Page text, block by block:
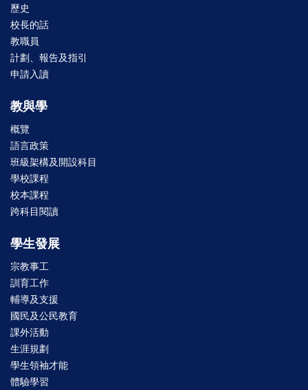
歷史
校長的話
教職員
計劃、報告及指引
申請入讀
教與學
概覽
語言政策
班級架構及開設科目
學校課程
校本課程
跨科目閱讀
學生發展
宗教事工
訓育工作
輔導及支援
國民及公民教育
課外活動
生涯規劃
學生領袖才能
體驗學習